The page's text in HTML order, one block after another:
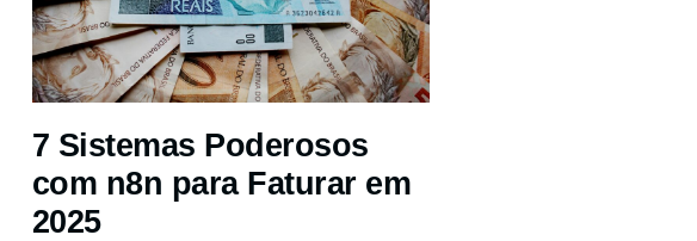
7 Sistemas Poderosos
com n8n para Faturar em
2025